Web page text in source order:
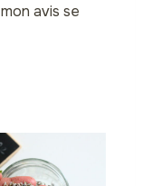
avis se